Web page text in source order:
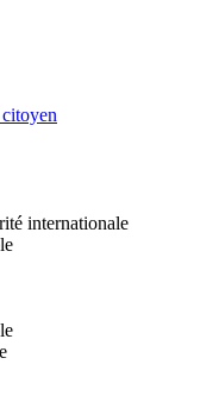
internationale